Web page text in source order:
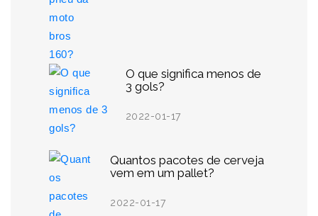
O que significa menos de
3 gols?
2022-01-17
Quantos pacotes de cerveja
vem em um pallet?
2022-01-17